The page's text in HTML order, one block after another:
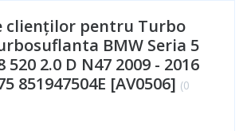
clienților pentru Turbo
BMW Seria 5
520 2.0 D N47 2009 - 2016
851947504E [AV0506] (0